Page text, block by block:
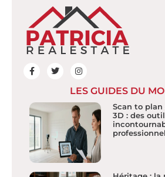
LES GUIDES DU
Scan to
3D : des